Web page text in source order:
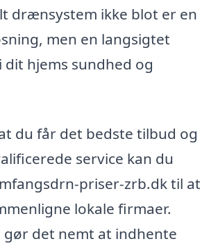
drænsystem ikke blot er en
men en langsigtet
dit hjems sundhed og
du får det bedste tilbud og
service kan du
priser-zrb.dk til at
lokale firmaer.
det nemt at indhente